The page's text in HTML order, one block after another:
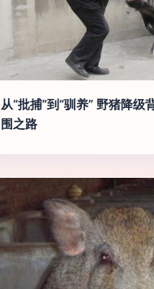
从“批捕”到“驯养” 野猪降级
围之路